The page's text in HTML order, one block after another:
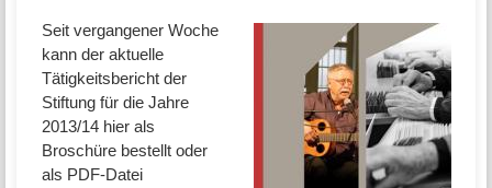
Seit vergangener Woche
kann der aktuelle
Tätigkeitsbericht der
Stiftung für die Jahre
2013/14 hier als
Broschüre bestellt oder
als PDF-Datei